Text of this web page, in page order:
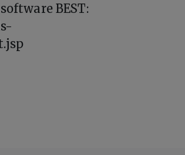
BEST: